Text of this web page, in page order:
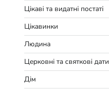
Цікаві та видатні постаті
Цікавинки
Людина
Церковні та святкові дати
Дім